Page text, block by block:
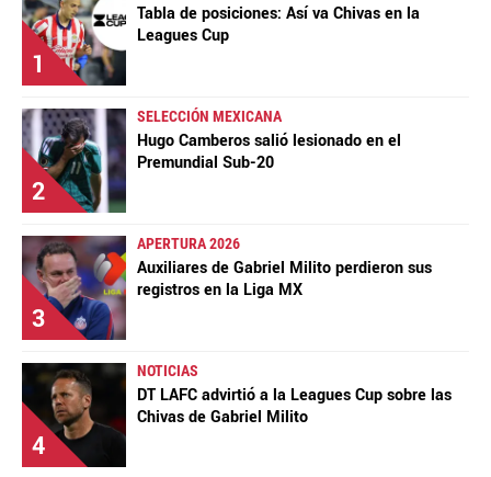
1
Tabla de posiciones: Así va Chivas en la
Leagues Cup
2
SELECCIÓN MEXICANA
Hugo Camberos salió lesionado en el
Premundial Sub-20
3
APERTURA 2026
Auxiliares de Gabriel Milito perdieron sus
registros en la Liga MX
4
NOTICIAS
DT LAFC advirtió a la Leagues Cup sobre las
Chivas de Gabriel Milito